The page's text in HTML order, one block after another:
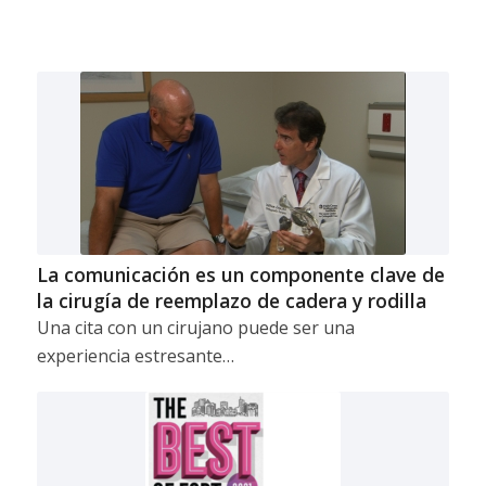
La comunicación es un componente clave de
la cirugía de reemplazo de cadera y rodilla
Una cita con un cirujano puede ser una
experiencia estresante…